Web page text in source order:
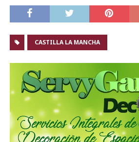
CASTILLA LA MANCHA